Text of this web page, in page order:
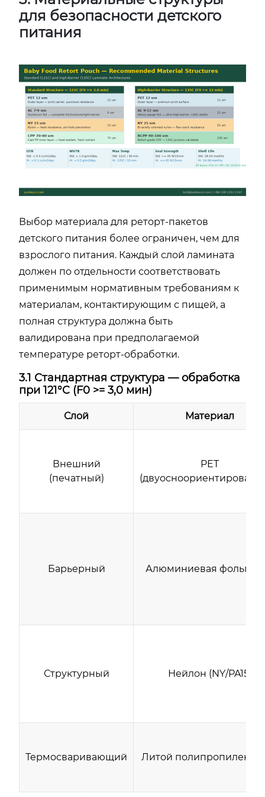
для безопасности детского
питания
Выбор материала для реторт-пакетов
детского питания более ограничен, чем для
взрослого питания. Каждый слой ламината
должен по отдельности соответствовать
применимым нормативным требованиям к
материалам, контактирующим с пищей, а
полная структура должна быть
валидирована при предполагаемой
температуре реторт-обработки.
3.1 Стандартная структура — обработка
при 121°C (F0 >= 3,0 мин)
Слой Материал
Внешний
(печатный)
PET
Барьерный Алюминиевая фольга
Структурный Нейлон (NY/PA15)
Термосваривающий Литой полипропилен